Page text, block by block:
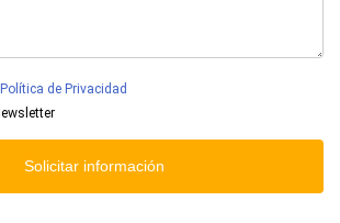
Política de Privacidad
Solicitar información